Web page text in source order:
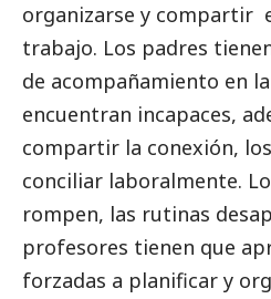
organizarse y compartir
trabajo. Los padres
de acompañamiento en
encuentran incapaces,
compartir la conexión,
conciliar laboralmente.
rompen, las rutinas
profesores tienen que
forzadas a planificar y